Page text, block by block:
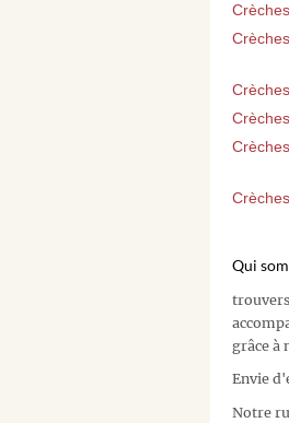
Qui
grâce à
Envie
Notre